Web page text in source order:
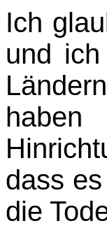
Ich
und
dass
die